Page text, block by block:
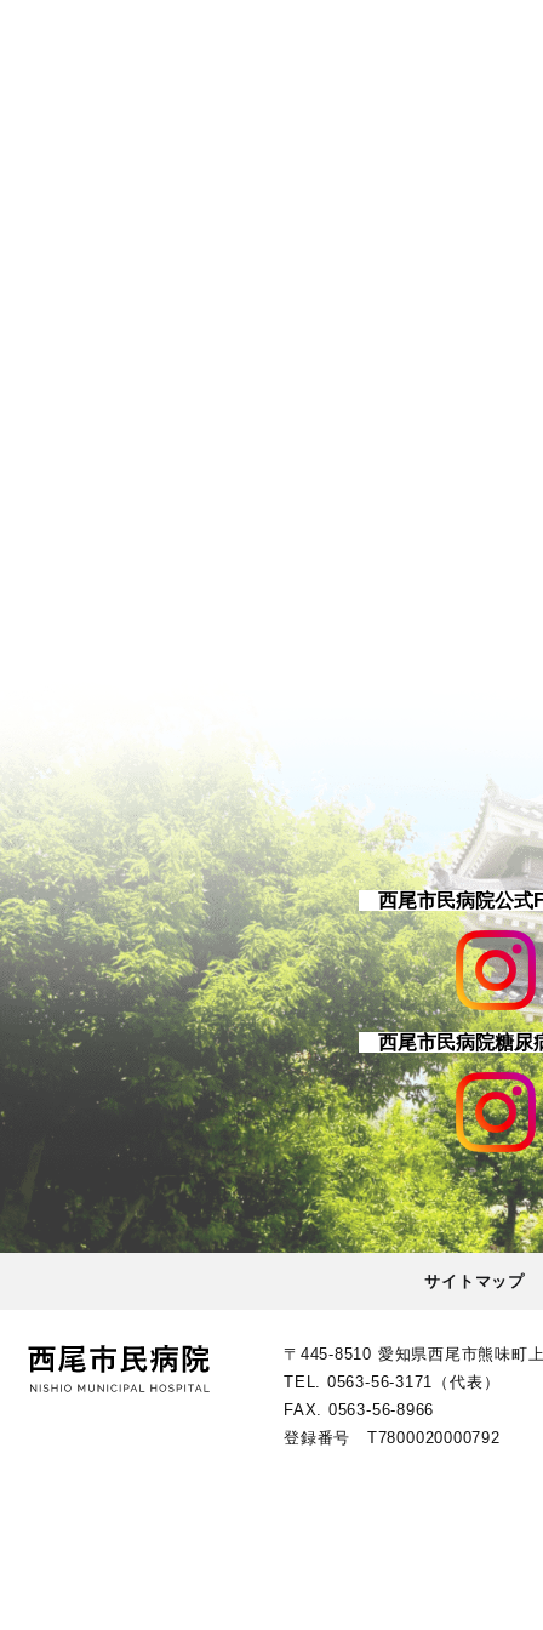
西尾市民病院公式
西尾市民病院糖尿
サイトマップ
〒445-8510 愛知県西尾市熊味町
TEL. 0563-56-3171 （代表）
FAX. 0563-56-8966
登録番号 T7800020000792